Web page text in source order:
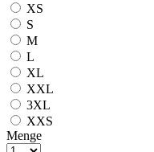
XS
S
M
L
XL
XXL
3XL
XXS
Menge